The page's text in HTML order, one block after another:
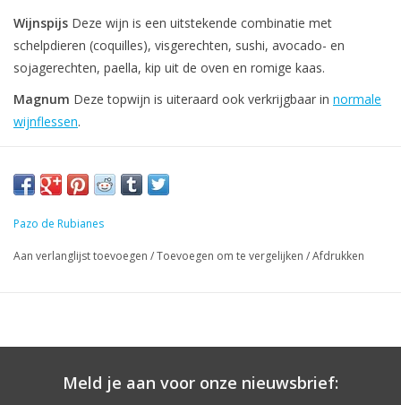
Wijnspijs Deze wijn is een uitstekende combinatie met
schelpdieren (coquilles), visgerechten, sushi, avocado- en
sojagerechten, paella, kip uit de oven en romige kaas.
Magnum Deze topwijn is uiteraard ook verkrijgbaar in normale
wijnflessen.
Pazo de Rubianes
Aan verlanglijst toevoegen /Toevoegen om te vergelijken /Afdrukken
Meld je aan voor onze nieuwsbrief: